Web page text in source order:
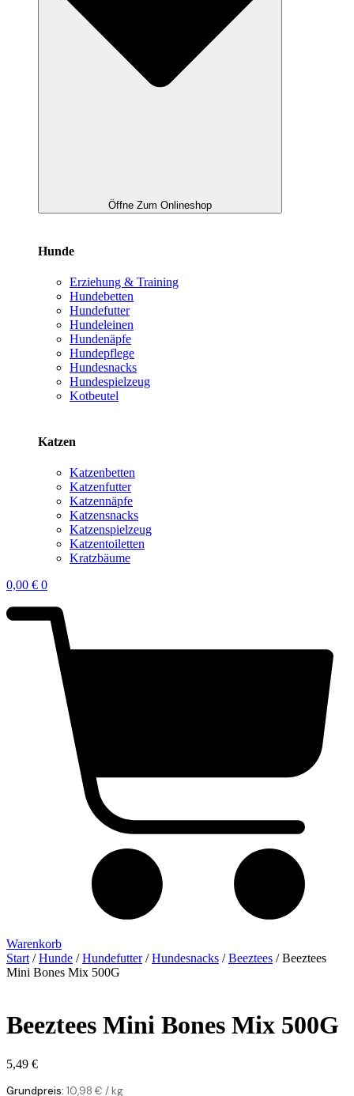
Öffne Zum Onlineshop
Hunde
Erziehung & Training
Hundebetten
Hundefutter
Hundeleinen
Hundenäpfe
Hundepflege
Hundesnacks
Hundespielzeug
Kotbeutel
Katzen
Katzenbetten
Katzenfutter
Katzennäpfe
Katzensnacks
Katzenspielzeug
Katzentoiletten
Kratzbäume
0,00 € 0
Warenkorb
Start /Hunde /Hundefutter/Hundesnacks /Beeztees / Beeztees
Mini Bones Mix 500G
Beeztees Mini Bones Mix 500G
5,49 €
Grundpreis: 10,98€ / kg